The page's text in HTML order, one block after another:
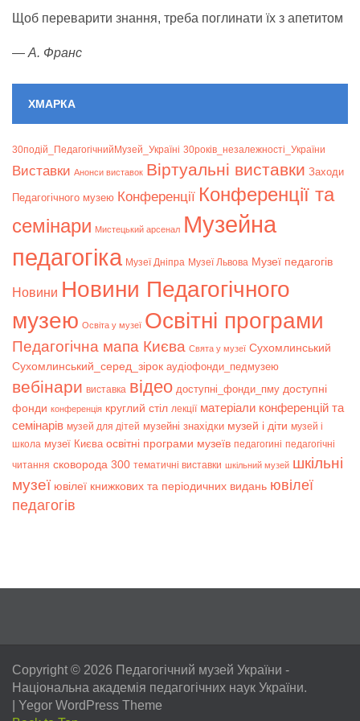
Щоб переварити знання, треба поглинати їх з апетитом
— А. Франс
ХМАРКА
30подій_ПедагогічнийМузей_Україні 30років_незалежності_України
Bиставки Анонси виставок Віртуальні виставки Заходи
Педагогічного музею Конференції Конференції та
семінари Мистецький арсенал Музейна
педагогіка Музеї Дніпра Музеї Львова Музеї педагогів
Новини Новини Педагогічного
музею Освіта у музеї Освітні програми
Педагогічна мапа Києва Свята у музеї Сухомлинський
Сухомлинський_серед_зірок аудіофонди_педмузею
вебінари виставка відео доступні_фонди_пму доступні
фонди конференція круглий стіл лекції матеріали конференцій та
семінарів музей для дітей музейні знахідки музей і діти музей і
школа музеї Києва освітні програми музеїв педагогині педагогічні
читання сковорода 300 тематичні виставки шкільний музей шкільні
музеї ювілеї книжкових та періодичних видань ювілеї
педагогів
Copyright © 2026 Педагогічний музей України -
Національна академія педагогічних наук України.
Yegor WordPress Theme